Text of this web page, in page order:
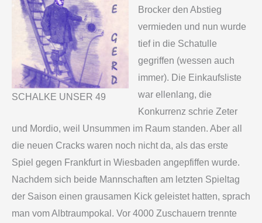
SCHALKE UNSER 49
Brocker den Abstieg
vermieden und nun wurde
tief in die Schatulle
gegriffen (wessen auch
immer). Die Einkaufsliste
war ellenlang, die
Konkurrenz schrie Zeter
und Mordio, weil Unsummen im Raum standen. Aber all
die neuen Cracks waren noch nicht da, als das erste
Spiel gegen Frankfurt in Wiesbaden angepfiffen wurde.
Nachdem sich beide Mannschaften am letzten Spieltag
der Saison einen grausamen Kick geleistet hatten, sprach
man vom Albtraumpokal. Vor 4000 Zuschauern trennte